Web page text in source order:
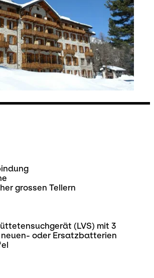
grossen Tellern
(LVS) mit 3
oder Ersatzbatterien